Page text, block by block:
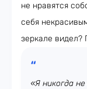
не нравятся
себя
зеркале видел?
«Я никогда